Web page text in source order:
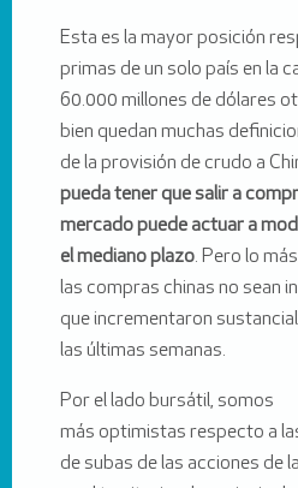
Esta es la mayor posición
primas de un solo país en la
60.000 millones de dólares
bien quedan muchas
de la provisión de crudo a
pueda tener que salir a
mercado puede actuar a
el mediano plazo. Pero lo
las compras chinas no sean
que incrementaron
las últimas semanas.
Por el lado bursátil, somos
más optimistas respecto a
de subas de las acciones de